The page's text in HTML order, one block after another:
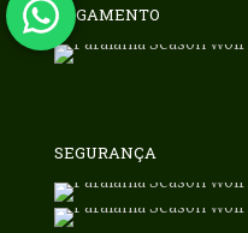
PAGAMENTO
SEGURANÇA